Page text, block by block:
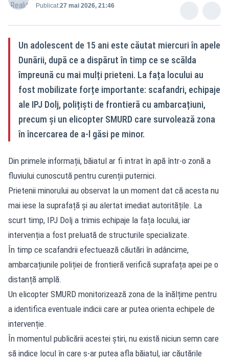
Publicat:27 mai 2026, 21:46
Un adolescent de 15 ani este căutat miercuri în apele
Dunării, după ce a dispărut în timp ce se scălda
împreună cu mai mulți prieteni. La fața locului au
fost mobilizate forțe importante: scafandri, echipaje
ale IPJ Dolj, polițiști de frontieră cu ambarcațiuni,
precum și un elicopter SMURD care survolează zona
în încercarea de a-l găsi pe minor.
Din primele informații, băiatul ar fi intrat în apă într-o zonă a
fluviului cunoscută pentru curenții puternici.
Prietenii minorului au observat la un moment dat că acesta nu
mai iese la suprafață și au alertat imediat autoritățile. La
scurt timp, IPJ Dolj a trimis echipaje la fața locului, iar
intervenția a fost preluată de structurile specializate.
În timp ce scafandrii efectuează căutări în adâncime,
ambarcațiunile poliției de frontieră verifică suprafața apei pe o
distanță amplă.
Un elicopter SMURD monitorizează zona de la înălțime pentru
a identifica eventuale indicii care ar putea orienta echipele de
intervenție.
În momentul publicării acestei știri, nu există niciun semn care
să indice locul în care s-ar putea afla băiatul, iar căutările